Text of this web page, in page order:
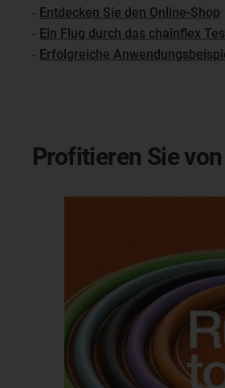
- Entdecken Sie den Online-Shop
- Ein Flug durch das chainflex
- Erfolgreiche
Profitieren Sie